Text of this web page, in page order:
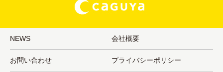
NEWS 会社概要
お問い合わせ プライバシーポリシー